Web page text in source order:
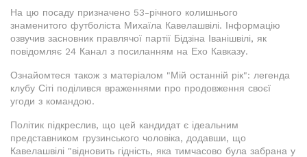
На цю посаду призначено 53-річного колишнього
знаменитого футболіста Михаїла Кавелашвілі. Інформацію
озвучив засновник правлячої партії Бідзіна Іванішвілі, як
повідомляє 24 Канал з посиланням на Ехо Кавказу.
Ознайомтеся також з матеріалом "Мій останній рік": легенда
клубу Сіті поділився враженнями про продовження своєї
угоди з командою.
Політик підкреслив, що цей кандидат є ідеальним
представником грузинського чоловіка, додавши, що
Кавелашвілі "відновить гідність, яка тимчасово була забрана у